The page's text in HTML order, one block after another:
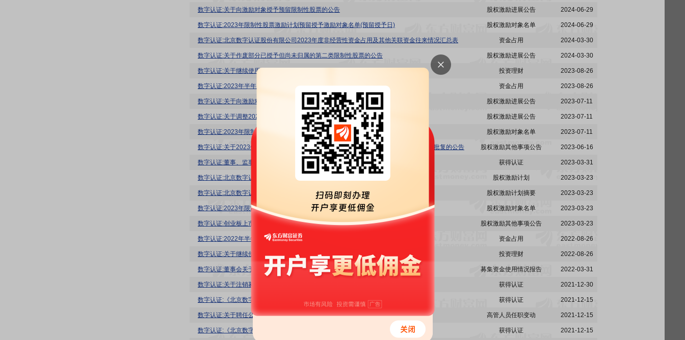
数字认证:关于向激励对象授予预留限制性股票的公告 股权激励进展公告 2024-06-29
数字认证:2023年限制性股票激励计划预留授予激励对象名单(预留授予日) 股权激励对象名单 2024-06-29
数字认证:北京数字认证股份有限公司2023年度非经营性资金占用及其他关联资金往来情况汇总表 资金占用 2024-03-30
数字认证:关于作废部分已授予但尚未归属的第二类限制性股票的公告 股权激励进展公告 2024-03-30
数字认证:关于继续使用闲置自有资金进行现金管理的公告 投资理财 2023-08-26
数字认证:2023年半年度非经营性资金占用及其他关联资金往来情况汇总表 资金占用 2023-08-26
数字认证:关于向激励对象首次授予限制性股票的公告 股权激励进展公告 2023-07-11
数字认证:关于调整2023年限制性股票激励计划相关事项的公告 股权激励进展公告 2023-07-11
数字认证:2023年限制性股票激励计划首次授予激励对象名单(截止授予日) 股权激励对象名单 2023-07-11
数字认证:关于2023年限制性股票激励计划获得北京市人民政府国有资产监督管理委员会批复的公告 股权激励其他事项公告 2023-06-16
数字认证:董事、监事薪酬方案 获得认证 2023-03-31
数字认证:北京数字认证股份有限公司2023年限制性股票激励计划(草案) 股权激励计划 2023-03-23
数字认证:北京数字认证股份有限公司2023年限制性股票激励计划(草案)摘要 股权激励计划摘要 2023-03-23
数字认证:2023年限制性股票激励计划首次授予激励对象名单 股权激励对象名单 2023-03-23
数字认证:创业板上市公司股权激励计划自查表 股权激励其他事项公告 2023-03-23
数字认证:2022年半年度非经营性资金占用及其他关联资金往来情况汇总表 资金占用 2022-08-26
数字认证:关于继续使用闲置自有资金进行现金管理的公告 投资理财 2022-08-26
数字认证:董事会关于2021年度募集资金存放与使用情况的专项报告 募集资金使用情况报告 2022-03-31
数字认证:关于注销募集资金专户的公告 获得认证 2021-12-30
数字认证:《北京数字认证股份有限公司总经理工作细则》(2021年12月) 获得认证 2021-12-15
数字认证:关于聘任公司总法律顾问的公告 高管人员任职变动 2021-12-15
数字认证:《北京数字认证股份有限公司日常生产经营决策制度》(拟废止) 获得认证 2021-12-15